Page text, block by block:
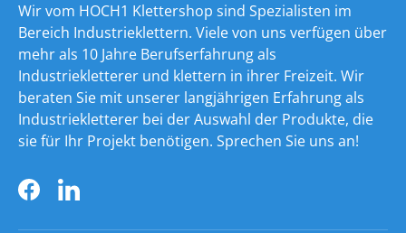
Wir vom HOCH1 Klettershop sind Spezialisten im
Bereich Industrieklettern. Viele von uns verfügen über
mehr als 10 Jahre Berufserfahrung als
Industriekletterer und klettern in ihrer Freizeit. Wir
beraten Sie mit unserer langjährigen Erfahrung als
Industriekletterer bei der Auswahl der Produkte, die
sie für Ihr Projekt benötigen. Sprechen Sie uns an!
FacebookLinkedIn